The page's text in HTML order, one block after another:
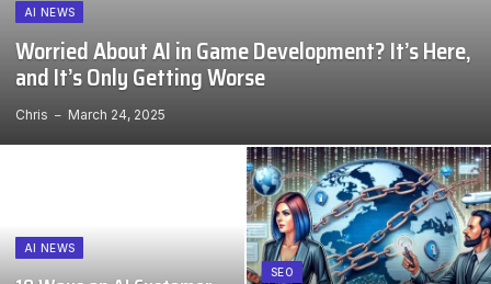
AI NEWS
Worried About AI in Game Development? It’s Here,
and It’s Only Getting Worse
Chris March 24, 2025
AI NEWS
SEO